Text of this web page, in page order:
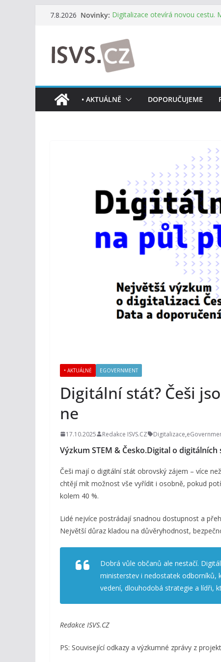
Přeskočit
7.8.2026 Novinky: Digitalizace otevírá novou cestu.
testování digitálních služeb
DIA: Informační systém
července v plném provozu
RVIS – Výbor pro architekturu a
z nového jednání
Informace o obcích vždy po ruce.
mobilní aplikaci
• AKTUÁLNĚ DOPORUČUJEME
• AKTUÁLNĚ EGOVERNMENT
Digitální stát? Češi
ne
17.10.2025 Redakce ISVS.CZ Digitalizace,
Výzkum STEM & Česko.Digital o
Češi mají o digitální stát obrovský zájem – více
chtějí mít možnost vše vyřídit i osobně, pokud
kolem 40 %.
Lidé nejvíce postrádají snadnou dostupnost a
Největší důraz kladou na důvěryhodnost,
Dobrá vůle občanů ale nestačí.
ministerstev i nedostatek odborníků,
vedení, dlouhodobá strategie a lídři,
Redakce ISVS.CZ
PS: Související odkazy a výzkumné zprávy z